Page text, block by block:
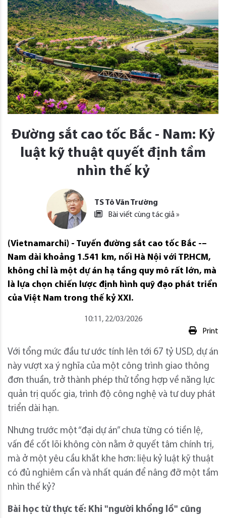
Đường sắt cao tốc Bắc - Nam: Kỷ
luật kỹ thuật quyết định tầm
nhìn thế kỷ
TS Tô Văn Trường
Bài viết cùng tác giả »
(Vietnamarchi) - Tuyến đường sắt cao tốc Bắc -–
Nam dài khoảng 1.541 km, nối Hà Nội với TP.HCM,
không chỉ là một dự án hạ tầng quy mô rất lớn, mà
là lựa chọn chiến lược định hình quỹ đạo phát triển
của Việt Nam trong thế kỷ XXI.
10:11, 22/03/2026
Print
Với tổng mức đầu tư ước tính lên tới 67 tỷ USD, dự án
này vượt xa ý nghĩa của một công trình giao thông
đơn thuần, trở thành phép thử tổng hợp về năng lực
quản trị quốc gia, trình độ công nghệ và tư duy phát
triển dài hạn.
Nhưng trước một “đại dự án” chưa từng có tiền lệ,
vấn đề cốt lõi không còn nằm ở quyết tâm chính trị,
mà ở một yêu cầu khắt khe hơn: liệu kỷ luật kỹ thuật
có đủ nghiêm cẩn và nhất quán để nâng đỡ một tầm
nhìn thế kỷ?
Bài học từ thực tế: Khi "người khổng lồ" cũng